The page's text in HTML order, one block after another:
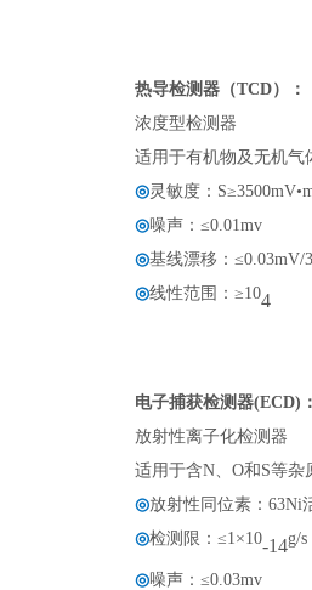
热导检测器（TCD）：
浓度型检测器
适用于有机物及无机气
◎灵敏度：
◎噪声：≤0.01mv
◎基线漂移：≤0.03mV/
◎线性范围：≥104
电子捕获检测器(ECD)：
放射性离子化检测器
适用于含N、O和S等
◎放射性同位素：63Ni
◎检测限：≤1×10-14g/s
◎噪声：≤0.03mv